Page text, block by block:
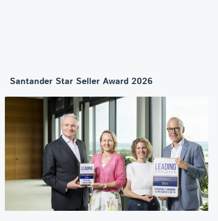
Santander Star Seller Award 2026